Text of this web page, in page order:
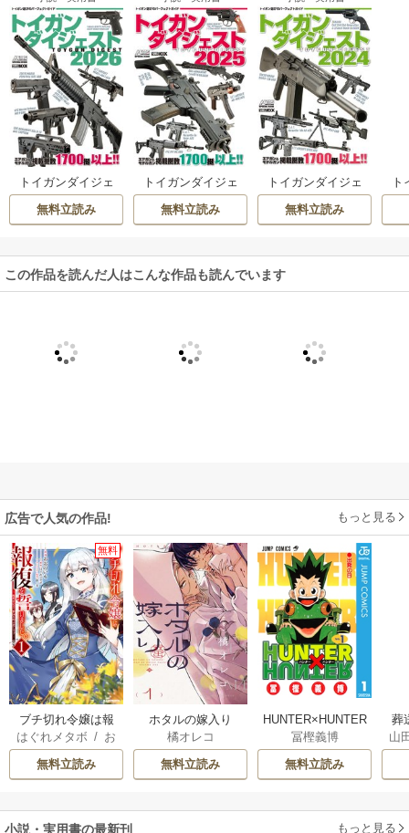
トイガンダイジェ
スト
無料立読み
トイガンダイジェ
スト
無料立読み
トイガンダイジェ
スト
無料立読み
ト
この作品を読んだ人はこんな作品も読んでいます
広告で人気の作品! もっと見る
無料
ブチ切れ令嬢は報
復を誓いました。
はぐれメタボ / お
おのいも /
無料立読み
ホタルの嫁入り
橘オレコ
無料立読み
HUNTER×HUNTER
モノクロ版
冨樫義博
無料立読み
葬
山
小説・実用書の最新刊 もっと見る